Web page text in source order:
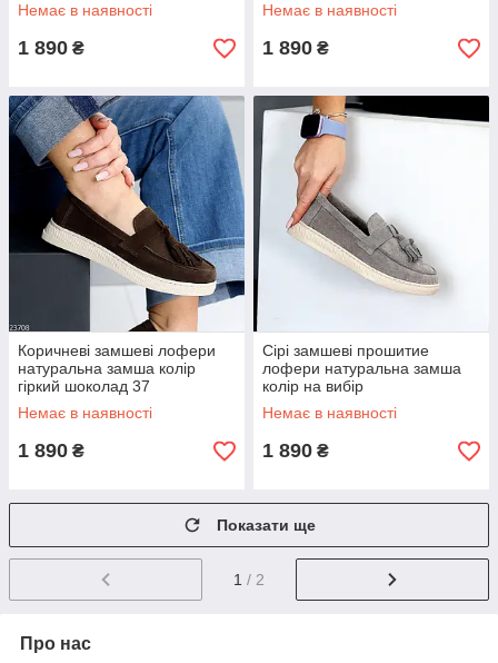
Немає в наявності
1 890 ₴
Немає в наявності
1 890 ₴
Коричневі замшеві лофери
натуральна замша колір
гіркий шоколад 37
Немає в наявності
1 890 ₴
Сірі замшеві прошитие
лофери натуральна замша
колір на вибір
Немає в наявності
1 890 ₴
Показати ще
1 / 2
Про нас